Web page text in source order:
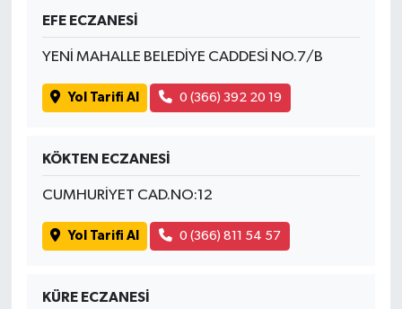
EFE ECZANESİ
YENİ MAHALLE BELEDİYE CADDESİ NO.7/B
Yol Tarifi Al 0 (366) 392 20 19
KÖKTEN ECZANESİ
CUMHURİYET CAD.NO:12
Yol Tarifi Al 0 (366) 811 54 57
KÜRE ECZANESİ